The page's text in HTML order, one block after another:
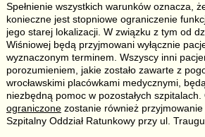
Spełnienie wszystkich warunków oznacza,
konieczne jest stopniowe ograniczenie
jego starej lokalizacji. W związku z tym od
Wiśniowej będą przyjmowani wyłącznie
wyznaczonym terminem. Wszyscy inni
porozumieniem, jakie zostało zawarte z
wrocławskimi placówkami medycznymi,
niezbędną pomoc w pozostałych szpitalach.
ograniczonezostanie również
Szpitalny Oddział Ratunkowy przy ul.